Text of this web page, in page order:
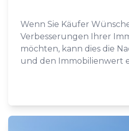
Wenn Sie Käufer
Verbesserungen Ihrer
möchten, kann dies die
und den Immobilienwert